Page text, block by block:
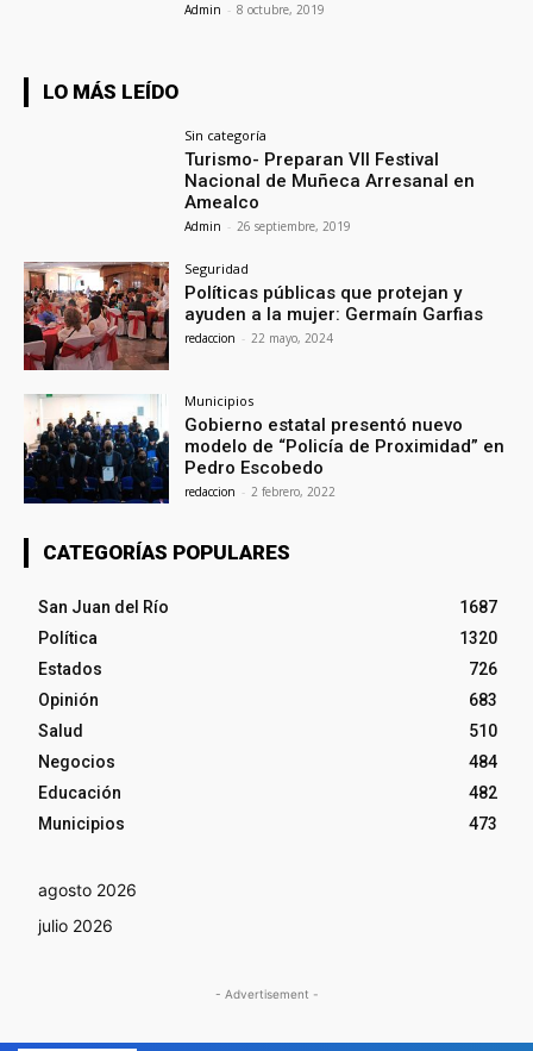
Admin - 8 octubre, 2019
LO MÁS LEÍDO
Sin categoría
Turismo- Preparan VII Festival
Nacional de Muñeca Arresanal en
Amealco
Admin - 26 septiembre, 2019
Seguridad
Políticas públicas que protejan y
ayuden a la mujer: Germaín Garfias
redaccion - 22 mayo, 2024
Municipios
Gobierno estatal presentó nuevo
modelo de “Policía de Proximidad” en
Pedro Escobedo
redaccion - 2 febrero, 2022
CATEGORÍAS POPULARES
San Juan del Río
1687
Política
1320
Estados
726
Opinión
683
Salud
510
Negocios
484
Educación
482
Municipios
473
agosto 2026
julio 2026
- Advertisement -